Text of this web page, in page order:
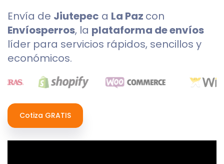
Envía de Jiutepec a La Paz con
Envíosperros, la plataforma de envíos
líder para servicios rápidos, sencillos y
económicos.
Cotiza GRATIS